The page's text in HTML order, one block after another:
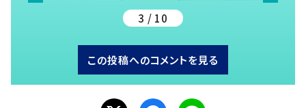
3 / 10
この投稿へのコメントを見る